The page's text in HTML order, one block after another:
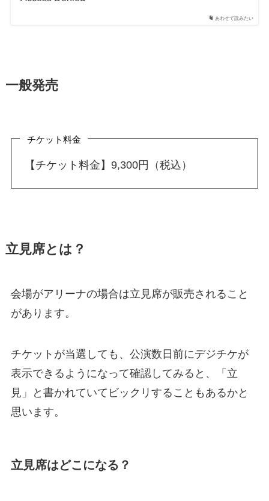
あわせて読みたい
一般発売
チケット料金
【チケット料金】9,300円（税込）
立見席とは？
会場がアリーナの場合は立見席が販売されること
があります。
チケットが当選しても、公演数日前にデジチケが
表示できるようになって確認してみると、「立
見」と書かれていてビックリすることもあるかと
思います。
立見席はどこになる？